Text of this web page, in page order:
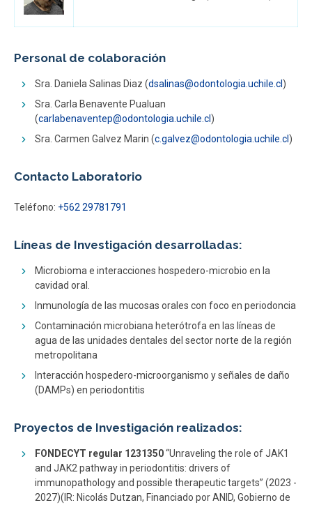
Personal de colaboración
Sra. Daniela Salinas Diaz (dsalinas@odontologia.uchile.cl )
Sra. Carla Benavente Pualuan
(carlabenaventep@odontologia.uchile.cl )
Sra. Carmen Galvez Marin (c.galvez@odontologia.uchile.cl )
Contacto Laboratorio
Teléfono: +562 29781791
Líneas de Investigación desarrolladas:
Microbioma e interacciones hospedero-microbio en la
cavidad oral.
Inmunología de las mucosas orales con foco en periodoncia
Contaminación microbiana heterótrofa en las líneas de
agua de las unidades dentales del sector norte de la región
metropolitana
Interacción hospedero-microorganismo y señales de daño
(DAMPs) en periodontitis
Proyectos de Investigación realizados:
FONDECYT regular 1231350“Unraveling the role of JAK1
and JAK2 pathway in periodontitis: drivers of
immunopathology and possible therapeutic targets” (2023 -
2027)(IR: Nicolás Dutzan, Financiado por ANID, Gobierno de